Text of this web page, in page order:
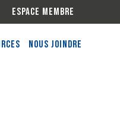
Espace membre
Nous joindre